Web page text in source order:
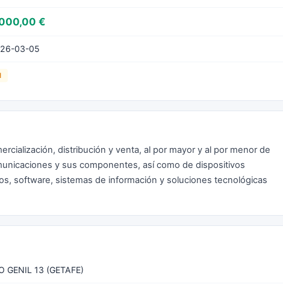
€
03-05
distribución y venta, al por mayor y al por menor de
y sus componentes, así como de dispositivos
software, sistemas de información y soluciones tecnológicas
GENIL 13 (GETAFE)